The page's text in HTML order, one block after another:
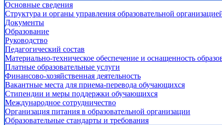
Основные сведения
Структура и органы управления образовательной
Документы
Образование
Руководство
Педагогический состав
Материально-техническое обеспечение и оснащенность
Платные образовательные услуги
Финансово-хозяйственная деятельность
Вакантные места для приема-перевода обучающихся
Стипендии и меры поддержки обучающихся
Международное сотрудничество
Организация питания в образовательной организации
Образовательные стандарты и требования